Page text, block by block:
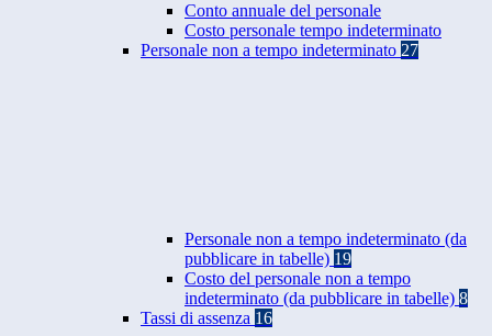
Conto annuale del personale
Costo personale tempo indeterminato
Personale non a tempo indeterminato 27
Personale non a tempo indeterminato (da
pubblicare in tabelle) 19
Costo del personale non a tempo
indeterminato (da pubblicare in tabelle) 8
Tassi di assenza 16